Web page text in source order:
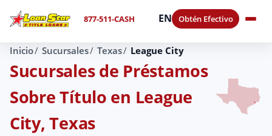
877-511-CASH EN Obtén Efectivo
Inicio Sucursales Texas League City
Sucursales de Préstamos
Sobre Título en League
City, Texas